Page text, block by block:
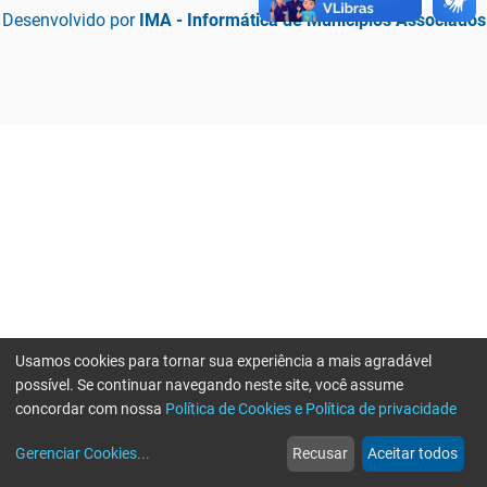
Desenvolvido por IMA - Informática de Municípios Associados
web
Notícias
more_horiz
Mais
Usamos cookies para tornar sua experiência a mais agradável
possível. Se continuar navegando neste site, você assume
concordar com nossa Política de Cookies e Política de privacidade
Gerenciar Cookies... Recusar Aceitar todos
Erro ao enviar informações, por favor tente novamente